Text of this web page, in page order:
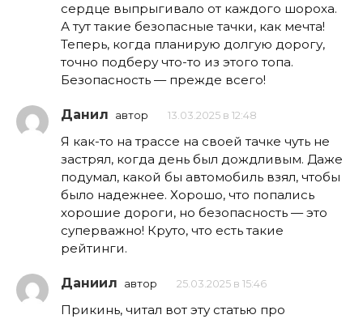
сердце выпрыгивало от каждого шороха.
А тут такие безопасные тачки, как мечта!
Теперь, когда планирую долгую дорогу,
точно подберу что-то из этого топа.
Безопасность — прежде всего!
Данил автор 13.03.2025 в 12:48
Я как-то на трассе на своей тачке чуть не
застрял, когда день был дождливым. Даже
подумал, какой бы автомобиль взял, чтобы
было надежнее. Хорошо, что попались
хорошие дороги, но безопасность — это
суперважно! Круто, что есть такие
рейтинги.
Даниил автор 25.03.2025 в 15:46
Прикинь, читал вот эту статью про